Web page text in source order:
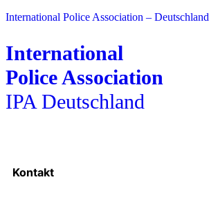
International Police Association – Deutschland
International
Police Association
IPA Deutschland
Kontakt